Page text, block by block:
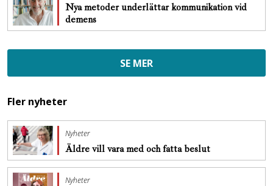
Nya metoder underlättar kommunikation vid
demens
SE MER
Fler nyheter
Nyheter
Äldre vill vara med och fatta beslut
Nyheter